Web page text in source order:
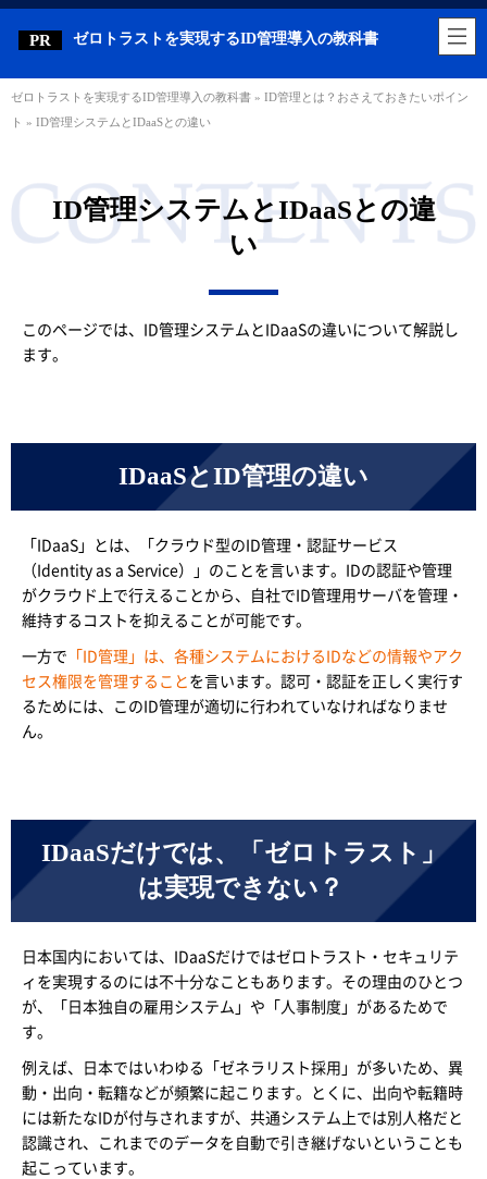
ゼロトラストを実現するID管理導入の教科書
ゼロトラストを実現するID管理導入の教科書 » ID管理とは？おさえておきたいポイン
ト » ID管理システムとIDaaSとの違い
ID管理システムとIDaaSとの違
い
このページでは、ID管理システムとIDaaSの違いについて解説し
ます。
IDaaSとID管理の違い
「IDaaS」とは、「クラウド型のID管理・認証サービス
（Identity as a Service）」のことを言います。IDの認証や管理
がクラウド上で行えることから、自社でID管理用サーバを管理・
維持するコストを抑えることが可能です。
一方で 「ID管理」は、各種システムにおけるIDなどの情報やアク
セス権限を管理することを言います。認可・認証を正しく実行す
るためには、このID管理が適切に行われていなければなりませ
ん。
IDaaSだけでは、「ゼロトラスト」
は実現できない？
日本国内においては、IDaaSだけではゼロトラスト・セキュリテ
ィを実現するのには不十分なこともあります。その理由のひとつ
が、「日本独自の雇用システム」や「人事制度」があるためで
す。
例えば、日本ではいわゆる「ゼネラリスト採用」が多いため、異
動・出向・転籍などが頻繁に起こります。とくに、出向や転籍時
には新たなIDが付与されますが、共通システム上では別人格だと
認識され、これまでのデータを自動で引き継げないということも
起こっています。